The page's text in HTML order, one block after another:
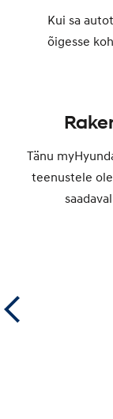
Kui sa
õigesse
Tänu
teenustele